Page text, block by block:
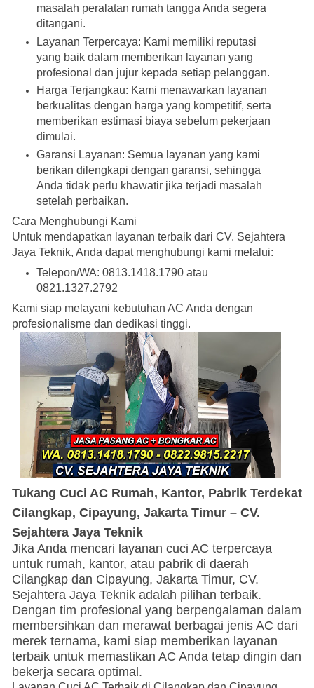
masalah peralatan rumah tangga Anda segera
ditangani.
Layanan Terpercaya: Kami memiliki reputasi
yang baik dalam memberikan layanan yang
profesional dan jujur kepada setiap pelanggan.
Harga Terjangkau: Kami menawarkan layanan
berkualitas dengan harga yang kompetitif, serta
memberikan estimasi biaya sebelum pekerjaan
dimulai.
Garansi Layanan: Semua layanan yang kami
berikan dilengkapi dengan garansi, sehingga
Anda tidak perlu khawatir jika terjadi masalah
setelah perbaikan.
Cara Menghubungi Kami
Untuk mendapatkan layanan terbaik dari CV. Sejahtera
Jaya Teknik, Anda dapat menghubungi kami melalui:
Telepon/WA: 0813.1418.1790 atau
0821.1327.2792
Kami siap melayani kebutuhan AC Anda dengan
profesionalisme dan dedikasi tinggi.
Tukang Cuci AC Rumah, Kantor, Pabrik Terdekat
Cilangkap, Cipayung, Jakarta Timur – CV.
Sejahtera Jaya Teknik
Jika Anda mencari layanan cuci AC terpercaya
untuk rumah, kantor, atau pabrik di daerah
Cilangkap dan Cipayung, Jakarta Timur, CV.
Sejahtera Jaya Teknik adalah pilihan terbaik.
Dengan tim profesional yang berpengalaman dalam
membersihkan dan merawat berbagai jenis AC dari
merek ternama, kami siap memberikan layanan
terbaik untuk memastikan AC Anda tetap dingin dan
bekerja secara optimal.